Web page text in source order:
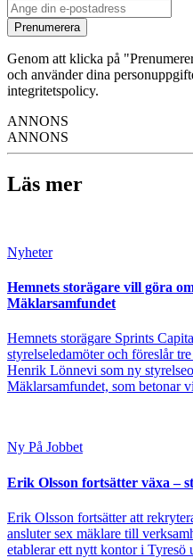
Prenumerera
Genom att klicka på
och använder dina
integritetspolicy.
ANNONS
ANNONS
Läs mer
Nyheter
Hemnets storägare vill göra
Mäklarsamfundet
Hemnets storägare Sprints
styrelseledamöter och föreslår
Henrik Lönnevi som ny
Mäklarsamfundet, som betonar
Ny På Jobbet
Erik Olsson fortsätter växa –
Erik Olsson fortsätter att
ansluter sex mäklare till
etablerar ett nytt kontor i Tyresö